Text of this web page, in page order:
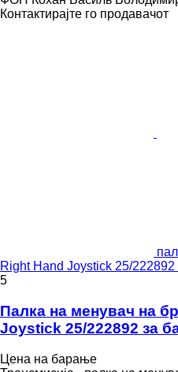
Контактирајте го продавачот
Right Hand Joystick 25/
5
Палка на менувач на
Joystick 25/222892 за
Цена на барање